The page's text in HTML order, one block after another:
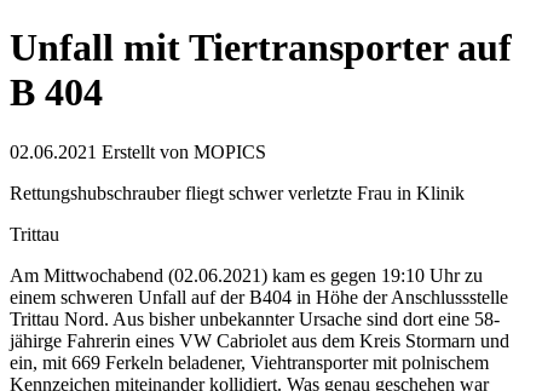
Unfall mit Tiertransporter auf
B 404
02.06.2021 Erstellt von MOPICS
Rettungshubschrauber fliegt schwer verletzte Frau in Klinik
Trittau
Am Mittwochabend (02.06.2021) kam es gegen 19:10 Uhr zu
einem schweren Unfall auf der B404 in Höhe der Anschlussstelle
Trittau Nord. Aus bisher unbekannter Ursache sind dort eine 58-
jähirge Fahrerin eines VW Cabriolet aus dem Kreis Stormarn und
ein, mit 669 Ferkeln beladener, Viehtransporter mit polnischem
Kennzeichen miteinander kollidiert. Was genau geschehen war